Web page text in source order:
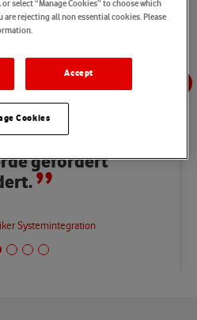
So kann
dem
mit
die
und
Meine
gefordert
Systemintegration
select “Manage Cookies” to choose which
are rejecting all non essential cookies. Please
Accept
Cookies